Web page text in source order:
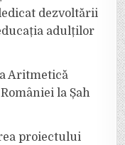
dezvoltării
adulților
Aritmetică
la Șah
proiectului